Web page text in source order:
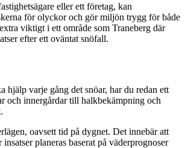
eller ett företag, kan
för olyckor och gör miljön trygg för både
viktigt i ett område som Traneberg där
efter ett oväntat snöfall.
hjälp varje gång det snöar, har du redan ett
och innergårdar till halkbekämpning och
oavsett tid på dygnet. Det innebär att
planeras baserat på väderprognoser